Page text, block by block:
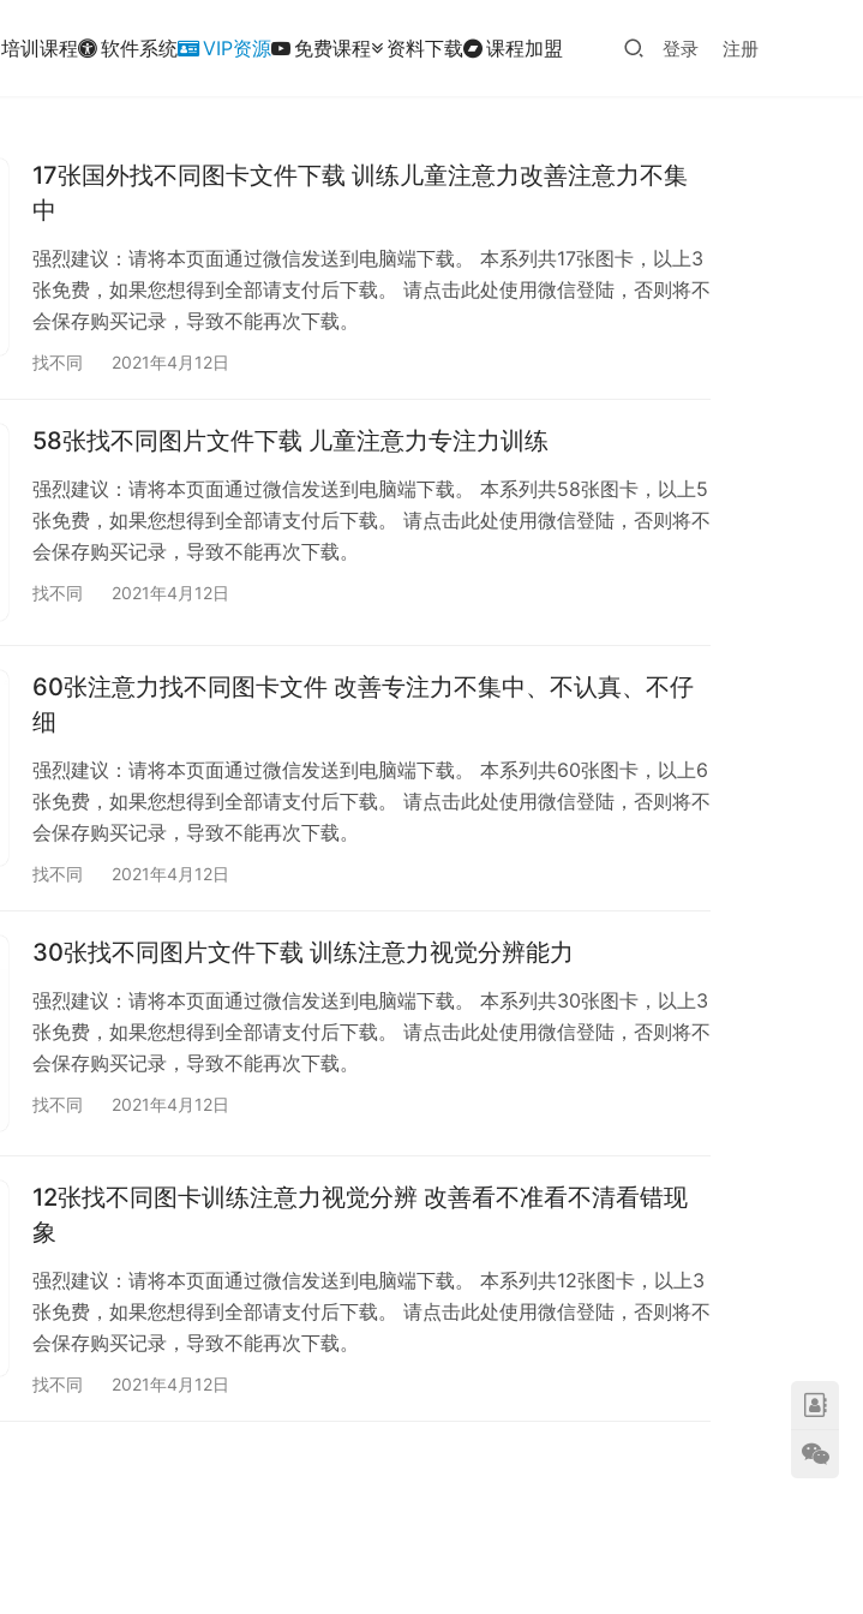
培训课程 软件系统 VIP资源 免费课程 资料下载 课程加盟 登录 注册
17张国外找不同图卡文件下载 训练儿童注意力改善注意力不集
中
强烈建议：请将本页面通过微信发送到电脑端下载。 本系列共17张图卡，以上3
张免费，如果您想得到全部请支付后下载。 请点击此处使用微信登陆，否则将不
会保存购买记录，导致不能再次下载。
找不同 2021年4月12日
58张找不同图片文件下载 儿童注意力专注力训练
强烈建议：请将本页面通过微信发送到电脑端下载。 本系列共58张图卡，以上5
张免费，如果您想得到全部请支付后下载。 请点击此处使用微信登陆，否则将不
会保存购买记录，导致不能再次下载。
找不同 2021年4月12日
60张注意力找不同图卡文件 改善专注力不集中、不认真、不仔
细
强烈建议：请将本页面通过微信发送到电脑端下载。 本系列共60张图卡，以上6
张免费，如果您想得到全部请支付后下载。 请点击此处使用微信登陆，否则将不
会保存购买记录，导致不能再次下载。
找不同 2021年4月12日
30张找不同图片文件下载 训练注意力视觉分辨能力
强烈建议：请将本页面通过微信发送到电脑端下载。 本系列共30张图卡，以上3
张免费，如果您想得到全部请支付后下载。 请点击此处使用微信登陆，否则将不
会保存购买记录，导致不能再次下载。
找不同 2021年4月12日
12张找不同图卡训练注意力视觉分辨 改善看不准看不清看错现
象
强烈建议：请将本页面通过微信发送到电脑端下载。 本系列共12张图卡，以上3
张免费，如果您想得到全部请支付后下载。 请点击此处使用微信登陆，否则将不
会保存购买记录，导致不能再次下载。
找不同 2021年4月12日